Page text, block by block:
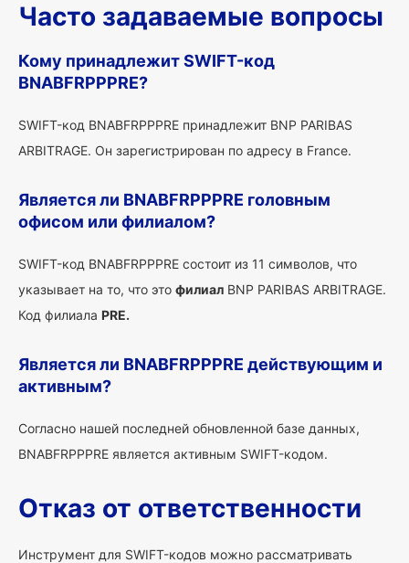
Часто задаваемые вопросы
Кому принадлежит SWIFT-код
BNABFRPPPRE?
SWIFT-код BNABFRPPPRE принадлежит BNP PARIBAS
ARBITRAGE. Он зарегистрирован по адресу в France.
Является ли BNABFRPPPRE головным
офисом или филиалом?
SWIFT-код BNABFRPPPRE состоит из 11 символов, что
указывает на то, что это филиал BNP PARIBAS ARBITRAGE.
Код филиала PRE.
Является ли BNABFRPPPRE действующим и
активным?
Согласно нашей последней обновленной базе данных,
BNABFRPPPRE является активным SWIFT-кодом.
Отказ от ответственности
Инструмент для SWIFT-кодов можно рассматривать